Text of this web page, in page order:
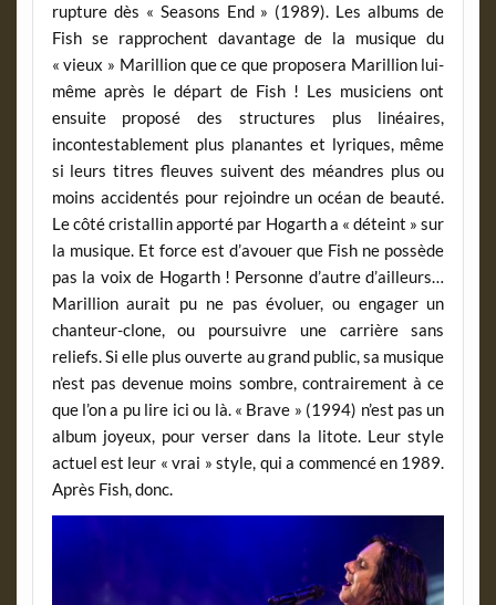
rupture dès « Seasons End » (1989). Les albums de
Fish se rapprochent davantage de la musique du
« vieux » Marillion que ce que proposera Marillion lui-
même après le départ de Fish ! Les musiciens ont
ensuite proposé des structures plus linéaires,
incontestablement plus planantes et lyriques, même
si leurs titres fleuves suivent des méandres plus ou
moins accidentés pour rejoindre un océan de beauté.
Le côté cristallin apporté par Hogarth a « déteint » sur
la musique. Et force est d’avouer que Fish ne possède
pas la voix de Hogarth ! Personne d’autre d’ailleurs…
Marillion aurait pu ne pas évoluer, ou engager un
chanteur-clone, ou poursuivre une carrière sans
reliefs. Si elle plus ouverte au grand public, sa musique
n’est pas devenue moins sombre, contrairement à ce
que l’on a pu lire ici ou là. « Brave » (1994) n’est pas un
album joyeux, pour verser dans la litote. Leur style
actuel est leur « vrai » style, qui a commencé en 1989.
Après Fish, donc.